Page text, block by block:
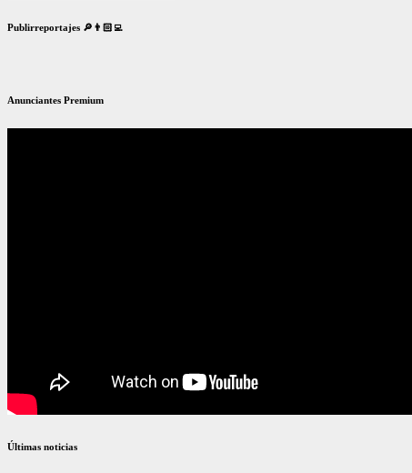
Publirreportajes 🔎👨🏻‍💻
Anunciantes Premium
Últimas noticias